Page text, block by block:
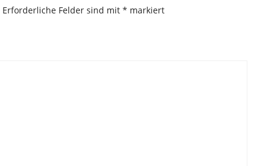
Erforderliche Felder sind mit * markiert